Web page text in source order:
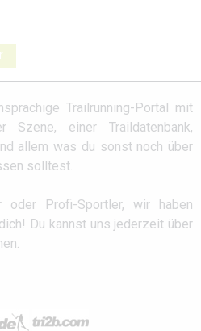
Trailrunning-Portal mit
einer Traildatenbank,
allem was du sonst noch über
solltest.
oder Profi-Sportler, wir haben
Du kannst uns jederzeit über